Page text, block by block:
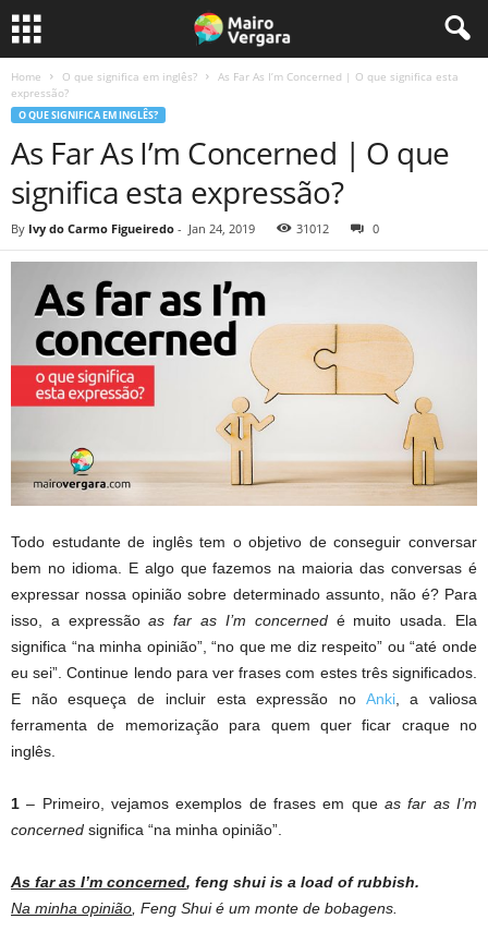
Home O que significa em inglês?
As Far As I’m Concerned | O que significa esta
expressão?
O QUE SIGNIFICA EM INGLÊS?
As Far As I’m Concerned | O que
significa esta expressão?
By Ivy do Carmo Figueiredo - Jan 24, 2019 31012 0
Todo estudante de inglês tem o objetivo de conseguir conversar
bem no idioma. E algo que fazemos na maioria das conversas é
expressar nossa opinião sobre determinado assunto, não é? Para
isso, a expressãoas far as I’m concernedé muito usada. Ela
significa “na minha opinião”, “no que me diz respeito” ou “até onde
eu sei”. Continue lendo para ver frases com estes três significados.
E não esqueça de incluir esta expressão no Anki, a valiosa
ferramenta de memorização para quem quer ficar craque no
inglês.
1 – Primeiro, vejamos exemplos de frases em queas far as I’m
concerned significa “na minha opinião”.
As far as I’m concerned, feng shui is a load of rubbish.
Na minha opinião , Feng Shui é um monte de bobagens.